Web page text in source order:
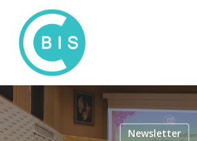
main
content
Newsletter